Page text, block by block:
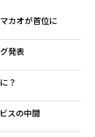
カオが首位に
発表
？
スの中間